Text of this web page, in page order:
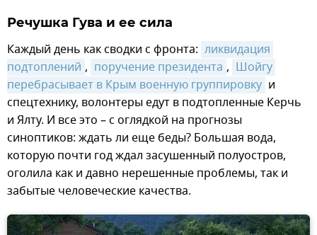
Речушка Гува и ее сила
Каждый день как сводки с фронта: ликвидация
подтоплений , поручение президента , Шойгу
перебрасывает в Крым военную группировку и
спецтехнику, волонтеры едут в подтопленные Керчь
и Ялту. И все это – с оглядкой на прогнозы
синоптиков: ждать ли еще беды? Большая вода,
которую почти год ждал засушенный полуостров,
оголила как и давно нерешенные проблемы, так и
забытые человеческие качества.